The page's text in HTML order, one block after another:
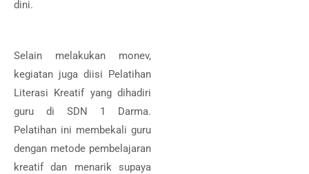
dini.
Selain melakukan monev,
kegiatan juga diisi Pelatihan
Literasi Kreatif yang dihadiri
guru di SDN 1 Darma.
Pelatihan ini membekali guru
dengan metode pembelajaran
kreatif dan menarik supaya